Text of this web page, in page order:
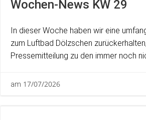
Wochen-News KW 29
In dieser Woche haben wir eine
zum Luftbad Dölzschen
Pressemitteilung zu den immer noch
am 17/07/2026